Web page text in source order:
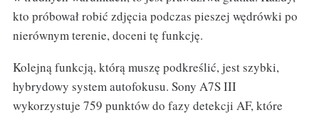
kto próbował robić zdjęcia podczas pieszej wędrówki po
nierównym terenie, doceni tę funkcję.
Kolejną funkcją, którą muszę podkreślić, jest szybki,
hybrydowy system autofokusu. Sony A7S III
wykorzystuje 759 punktów do fazy detekcji AF, które